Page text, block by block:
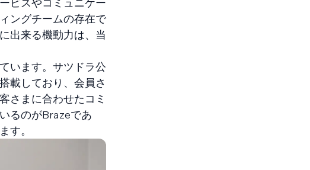
ングチームの存在で
出来る機動力は、当
います。サツドラ公
載しており、会員さ
さまに合わせたコミ
るのがBrazeであ
す。